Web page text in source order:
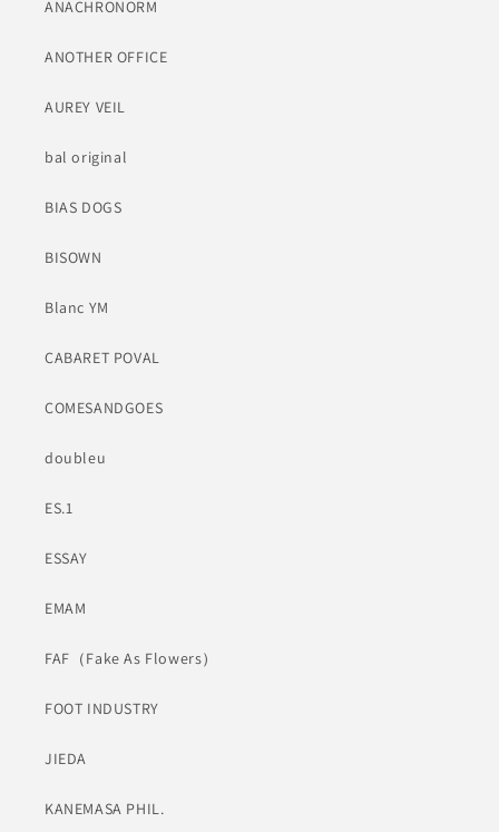
ANACHRONORM
ANOTHER OFFICE
AUREY VEIL
bal original
BIAS DOGS
BISOWN
Blanc YM
CABARET POVAL
COMESANDGOES
doubleu
ES.1
ESSAY
EMAM
FAF（Fake As Flowers）
FOOT INDUSTRY
JIEDA
KANEMASA PHIL.